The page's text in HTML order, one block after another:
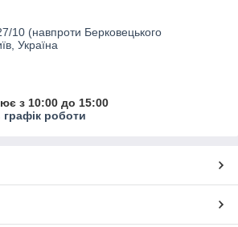
10 (навпроти Берковецького
Україна
з 10:00 до 15:00
роботи